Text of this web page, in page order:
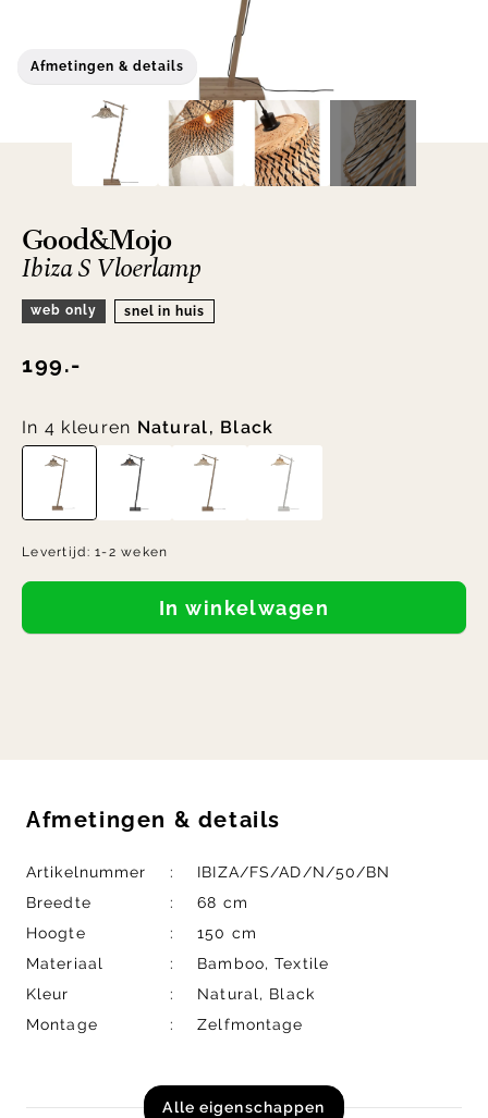
Afmetingen & details
Good&Mojo
Ibiza S Vloerlamp
web only snel in huis
199.-
In 4 kleuren Natural, Black
Levertijd:1-2 weken
In winkelwagen
Afmetingen & details
Artikelnummer
IBIZA/FS/AD/N/50/BN
Breedte
68 cm
Hoogte
150 cm
Materiaal
Bamboo, Textile
Kleur
Natural, Black
Montage
Zelfmontage
Alle eigenschappen